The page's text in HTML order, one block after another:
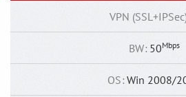
VPN
BW: 50Mbps
OS: Win 2008/